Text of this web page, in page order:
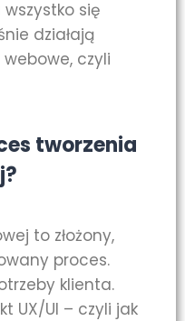
się
działają
czyli
tworzenia
to złożony,
proces.
klienta.
UX/UI – czyli jak